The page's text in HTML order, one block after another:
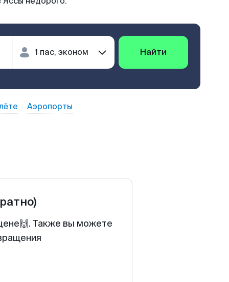
Найти
Аэропорты
Также вы можете